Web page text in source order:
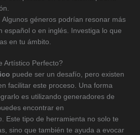
Algunos géneros podrían resonar más
español o en inglés. Investiga lo que
en tu ámbito.
Artístico Perfecto?
puede ser un desafío, pero existen
facilitar este proceso. Una forma
es utilizando generadores de
encontrar en
. Este tipo de herramienta no solo te
sino que también te ayuda a evocar